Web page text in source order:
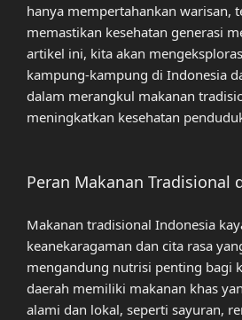
hanya mempertahankan warisan,
memastikan kesehatan generasi
artikel ini, kita akan
kampung-kampung di Indonesia
dalam merangkul makanan
meningkatkan kesehatan
Peran Makanan Tradisional
Makanan tradisional Indonesia
keanekaragaman dan cita rasa
mengandung nutrisi penting bagi
daerah memiliki makanan khas
alami dan lokal, seperti sayuran,